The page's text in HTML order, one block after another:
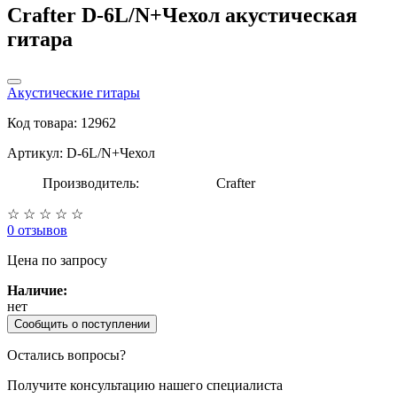
Crafter D-6L/N+Чехол акустическая
гитара
Акустические гитары
Код товара: 12962
Артикул: D-6L/N+Чехол
Производитель:
Crafter
☆ ☆ ☆ ☆ ☆
0 отзывов
Цена по запросу
Наличие:
нет
Сообщить о поступлении
Остались вопросы?
Получите консультацию нашего специалиста